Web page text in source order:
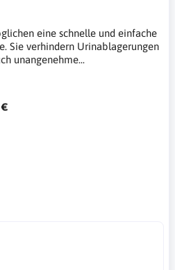
eine schnelle und einfache
Sie verhindern Urinablagerungen
unangenehme...
€